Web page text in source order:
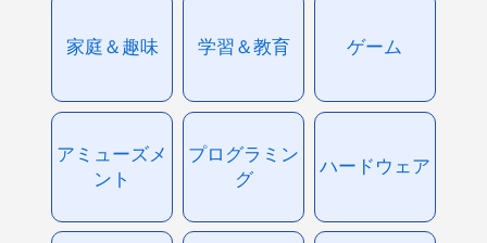
家庭＆趣味 学習＆教育 ゲーム
アミューズメ
ント
プログラミン
グ
ハードウェア